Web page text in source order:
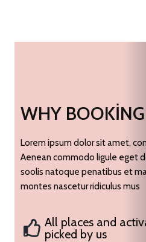
WHY
Lorem ipsum dolor sit amet,
Aenean commodo ligule eget
soolis natoque penatibus et
montes nascetur ridiculus mus
All places and
picked by us